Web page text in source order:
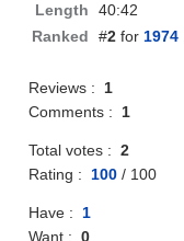
Length
40:42
Ranked
#2 for1974
Reviews :1
Comments :1
Total votes :2
Rating :100 / 100
Have :1
Want :0